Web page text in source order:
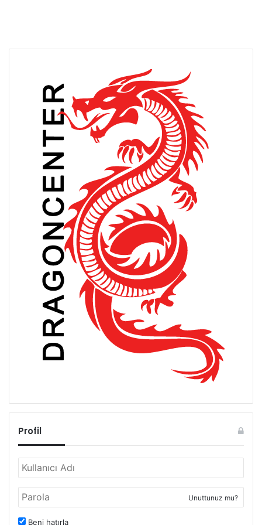
Profil
Unuttunuz mu?
Beni hatırla